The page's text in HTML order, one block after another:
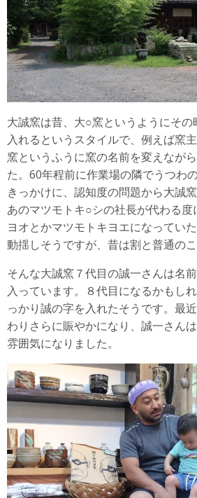
大誠窯は昔、大○窯というようにそ
入れるというスタイルで、例えば窯
窯というふうに窯の名前を変えなが
た。60年程前に作業場の隣でうつわ
きっかけに、認知度の問題から大誠
あのマツモトキ○シの社長が代わる
ヨオとかマツモトキヨエになってい
動揺しそうですが、昔は割と普通のこ
そんな大誠窯７代目の誠一さんは名
入っています。８代目になるかもし
っかり誠の字を入れたそうです。最
わりさらに賑やかになり、誠一さん
雰囲気になりました。